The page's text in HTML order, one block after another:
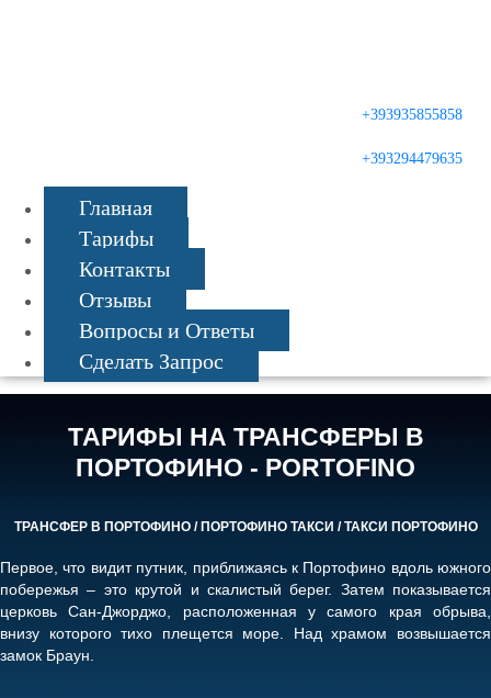
+393935855858
+393294479635
Главная
Тарифы
Контакты
Отзывы
Вопросы и Ответы
Сделать Запрос
ТАРИФЫ НА ТРАНСФЕРЫ В
ПОРТОФИНО - PORTOFINO
ТРАНСФЕР В ПОРТОФИНО / ПОРТОФИНО ТАКСИ / ТАКСИ ПОРТОФИНО
Первое, что видит путник, приближаясь к Портофино вдоль южного
побережья – это крутой и скалистый берег. Затем показывается
церковь Сан-Джорджо, расположенная у самого края обрыва,
внизу которого тихо плещется море. Над храмом возвышается
замок Браун.